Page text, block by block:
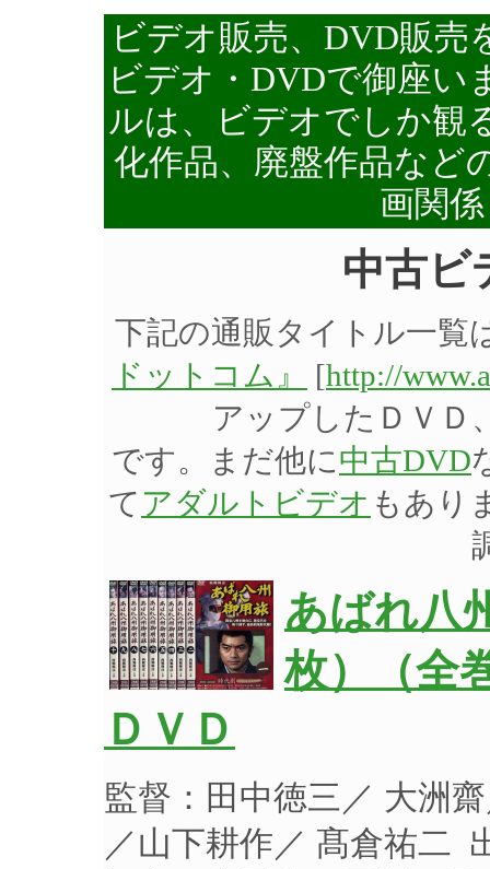
ビデオ販売、DVD販売
ビデオ・DVDで御座い
ルは、ビデオでしか観
化作品、廃盤作品など
画関
中古ビ
下記の通販タイトル一覧
ドットコム』
[http://
アップしたＤＶＤ
です。まだ他に中古DVD
て アダルトビデオ もあり
あばれ八
枚）（全
ＤＶＤ
監督：田中徳三／ 大洲
／山下耕作／ 髙倉祐二